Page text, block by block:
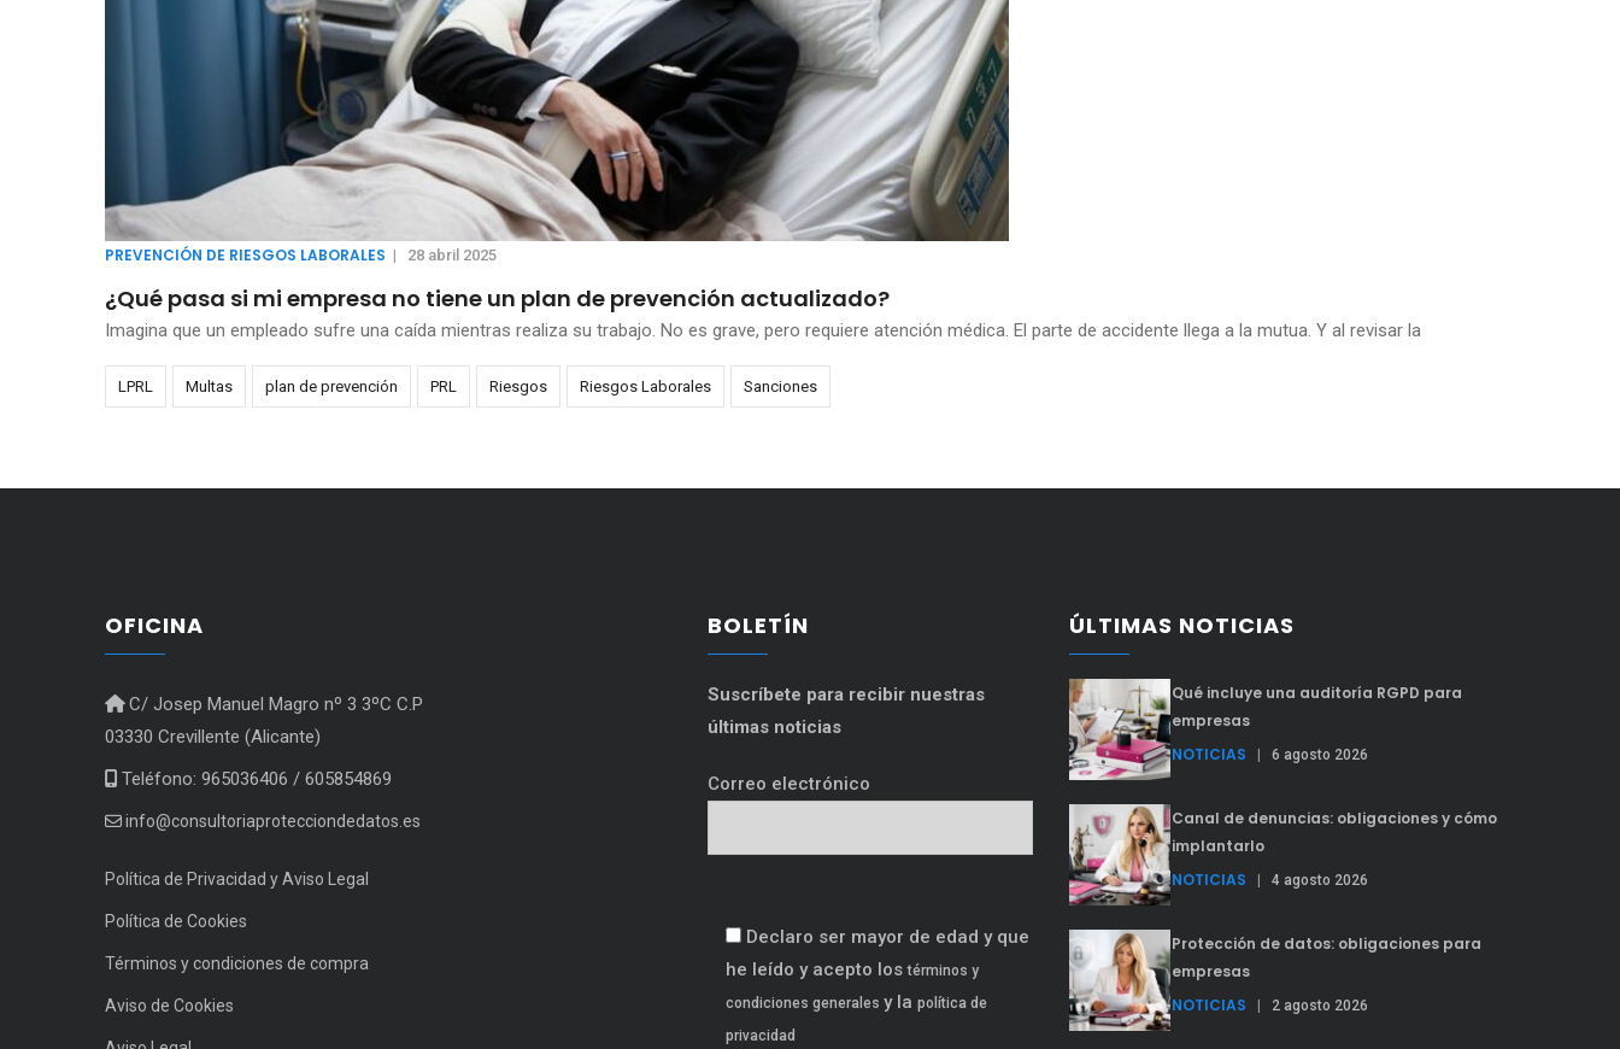
PREVENCIÓN DE RIESGOS LABORALES | 28 abril 2025
¿Qué pasa si mi empresa no tiene un plan de prevención actualizado?
Imagina que un empleado sufre una caída mientras realiza su trabajo. No es grave, pero requiere atención médica. El parte de accidente llega a la mutua. Y al revisar la
LPRL Multas plan de prevención PRL Riesgos Riesgos Laborales Sanciones
OFICINA
C/ Josep Manuel Magro nº 3 3ºC C.P
03330 Crevillente (Alicante)
Teléfono: 965036406 / 605854869
info@consultoriaprotecciondedatos.es
Política de Privacidad y Aviso Legal
Política de Cookies
Términos y condiciones de compra
Aviso de Cookies
BOLETÍN
Suscríbete para recibir nuestras
últimas noticias
Correo electrónico
Declaro ser mayor de edad y que
he leído y acepto lostérminos y
condiciones generales y la política de
privacidad
ÚLTIMAS NOTICIAS
Qué incluye una auditoría RGPD para
empresas
NOTICIAS
| 6 agosto 2026
Canal de denuncias: obligaciones y cómo
implantarlo
NOTICIAS
| 4 agosto 2026
Protección de datos: obligaciones para
empresas
NOTICIAS
| 2 agosto 2026